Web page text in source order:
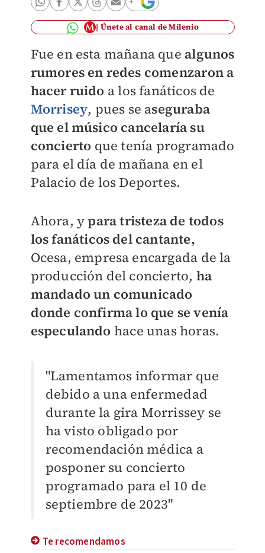
Únete al canal de Milenio
Fue en esta mañana que algunos
rumores en redes comenzaron a
hacer ruido a los fanáticos de
Morrisey, pues se aseguraba
que el músico cancelaría su
concierto que tenía programado
para el día de mañana en el
Palacio de los Deportes.
Ahora, ypara tristeza de todos
los fanáticos del cantante,
Ocesa, empresa encargada de la
producción del concierto, ha
mandado un comunicado
donde confirma lo que se venía
especulando hace unas horas.
"Lamentamos informar que
debido a una enfermedad
durante la gira Morrissey se
ha visto obligado por
recomendación médica a
posponer su concierto
programado para el 10 de
septiembre de 2023"
Te recomendamos